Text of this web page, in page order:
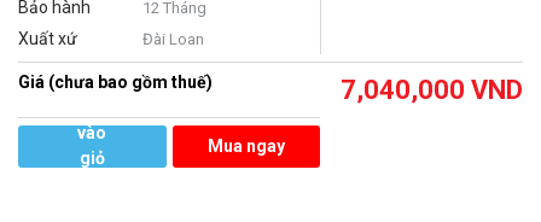
Bảo hành 12 Tháng
Xuất xứ Đài Loan
Giá (chưa bao gồm thuế) 7,040,000 VND
vào
giỏ
Mua ngay